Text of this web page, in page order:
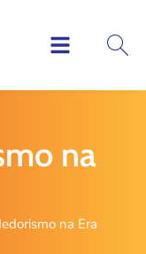
na
na Era